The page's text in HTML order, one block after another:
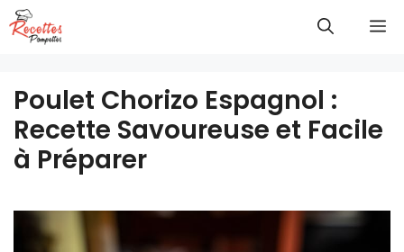
Aller
au
Poulet Chorizo Espagnol :
Recette Savoureuse et Facile
à Préparer